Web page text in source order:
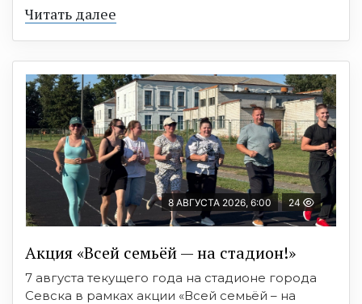
Читать далее
8 АВГУСТА 2026, 6:00 24
Акция «Всей семьёй — на стадион!»
7 августа текущего года на стадионе города
Севска в рамках акции «Всей семьёй – на